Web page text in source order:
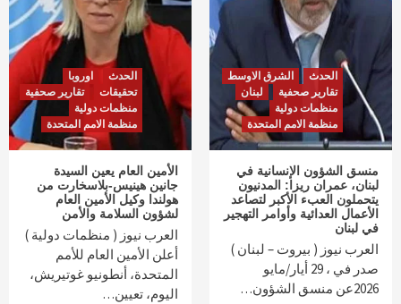
الحدث
الشرق الاوسط
تقارير صحفية
لبنان
منظمات دولية
منظمة الامم المتحدة
منسق الشؤون الإنسانية في
لبنان، عمران ريزا: المدنيون
يتحملون العبء الأكبر لتصاعد
الأعمال العدائية وأوامر التهجير
في لبنان
العرب نيوز ( بيروت – لبنان )
صدر في ، 29 أيار/مايو
2026عن منسق الشؤون…
الحدث
اوروبا
تحقيقات
تقارير صحفية
منظمات دولية
منظمة الامم المتحدة
الأمين العام يعين السيدة
جانين هينيس-بلاسخارت من
هولندا وكيل الأمين العام
لشؤون السلامة والأمن
العرب نيوز ( منظمات دولية )
أعلن الأمين العام للأمم
المتحدة، أنطونيو غوتيريش،
اليوم، تعيين…